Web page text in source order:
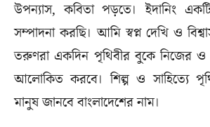
উপন্যাস, কবিতা পড়তে। ইদানিং
সম্পাদনা করছি। আমি স্বপ্ন দেখি ও
তরুণরা একদিন পৃথিবীর বুকে নিজের ও
আলোকিত করবে। শিল্প ও সাহিত্যে
মানুষ জানবে বাংলাদেশের নাম।